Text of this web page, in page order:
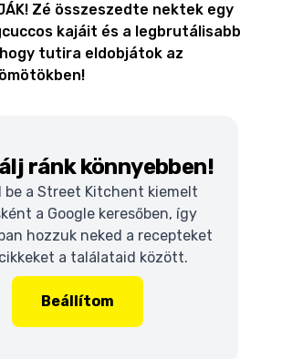
Zé összeszedte nektek egy
kajáit és a legbrutálisabb
tutira eldobjátok az
ránk könnyebben!
be a Street Kitchent kiemelt
a Google keresőben, így
hozzuk neked a recepteket
a találataid között.
Beállítom